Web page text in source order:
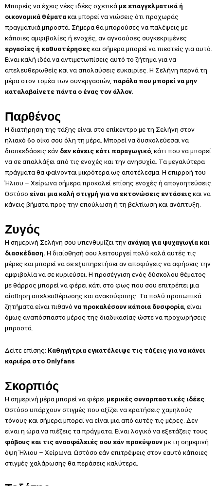
Μπορείς να έχεις νέες ιδέες σχετικά με επαγγελματικά ή
οικονομικά θέματακαι μπορεί να νιώσεις ότι προχωράς
πραγματικά μπροστά. Σήμερα θα μπορούσες να παλέψεις με
κάποιες αμφιβολίες ή ενοχές, αν αγνοούσες συγκεκριμένες
εργασίες ή καθυστέρησεςκαι σήμερα μπορεί να πιεστείς για αυτό.
Είναι καλή ιδέα να αντιμετωπίσεις αυτό το ζήτημα για να
απελευθερωθείς και να απολαύσεις ευκαιρίες. Η Σελήνη περνά τη
μέρα στον τομέα των συνεργασιών, παρόλο που μπορεί να μην
καταλαβαίνετε πάντα ο ένας τον άλλον.
Παρθένος
Η διατήρηση της τάξης είναι στο επίκεντρο με τη Σελήνη στον
ηλιακό 6ο οίκο σου όλη τη μέρα. Μπορεί να δυσκολεύεσαι να
διασκεδάσεις εάν δεν κάνεις κάτι παραγωγικό , κάτι που να μπορεί
να σε απαλλάξει από τις ενοχές και την ανησυχία. Τα μεγαλύτερα
πράγματα θα φαίνονται μικρότερα ως αποτέλεσμα. Η επιρροή του
Ήλιου – Χείρωνα σήμερα προκαλεί επίσης ενοχές ή απογοητεύσεις.
Ωστόσο είναι μια καλή στιγμή για να εκτονώσεις εντάσειςκαι να
κάνεις βήματα προς την επούλωση ή τη βελτίωση και ανάπτυξη.
Ζυγός
Η σημερινή Σελήνη σου υπενθυμίζει την ανάγκη για ψυχαγωγία και
διασκέδαση. Η διαίσθησή σου λειτουργεί πολύ καλά αυτές τις
μέρες και μπορεί να σε εξυπηρετήσει αν αποφύγεις να αφήσεις την
αμφιβολία να σε κυριεύσει. Η προσέγγιση ενός δύσκολου θέματος
με θάρρος μπορεί να φέρει κάτι στο φως που σου επιτρέπει μια
αίσθηση απελευθέρωσης και ανακούφισης. Τα πολύ προσωπικά
ζητήματα είναι πιθανό να προκαλέσουν κάποια δυσφορία , είναι
όμως αναπόσπαστο μέρος της διαδικασίας ώστε να προχωρήσεις
μπροστά.
Δείτε επίσης: Kαθηγήτρια εγκατέλειψε τις τάξεις για να κάνει
καριέρα στο Onlyfans
Σκορπιός
Η σημερινή μέρα μπορεί να φέρει μερικές συναρπαστικές ιδέες
Ωστόσο υπάρχουν στιγμές που αξίζει να κρατήσεις χαμηλούς
τόνους και σήμερα μπορεί να είναι μια από αυτές τις μέρες. Δεν
είναι η ώρα να πιέζεις τα πράγματα. Είναι λογικό να εξετάζεις τους
φόβους και τις ανασφάλειές σου εάν προκύψουνμε τη σημερινή
όψη Ήλιου – Χείρωνα. Ωστόσο εάν επιτρέψεις στον εαυτό κάποιες
στιγμές χαλάρωσης θα περάσεις καλύτερα.